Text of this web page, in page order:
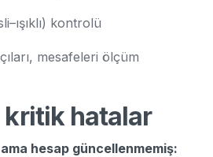
kontrolü
mesafeleri ölçüm
kritik hatalar
hesap güncellenmemiş: